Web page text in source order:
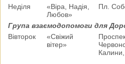
Неділя
«Віра, Надія,
Любов»
Пл.
Група взаємодопомоги для
Вівторок
«Свіжий
вітер»